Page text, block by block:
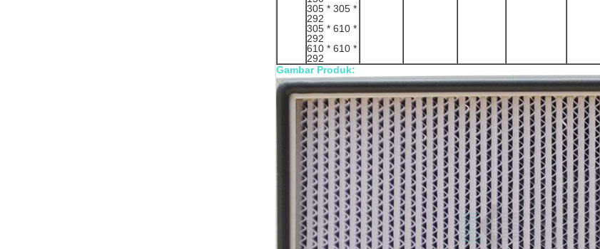
305 * 305 *
292
305 * 610 *
292
610 * 610 *
292
Gambar Produk: